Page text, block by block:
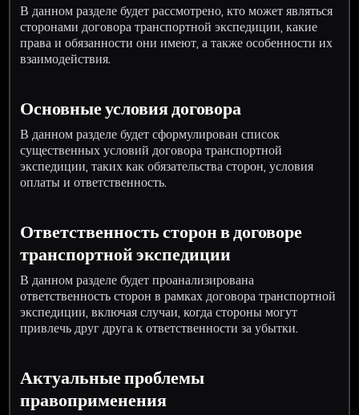
В данном разделе будет рассмотрено, кто может являться
сторонами договора транспортной экспедиции, какие
права и обязанности они имеют, а также особенности их
взаимодействия.
Основные условия договора
В данном разделе будет сформулирован список
существенных условий договора транспортной
экспедиции, таких как обязательства сторон, условия
оплаты и ответственность.
Ответственность сторон в договоре
транспортной экспедиции
В данном разделе будет проанализирована
ответственность сторон в рамках договора транспортной
экспедиции, включая случаи, когда стороны могут
привлечь друг друга к ответственности за убытки.
Актуальные проблемы
правоприменения